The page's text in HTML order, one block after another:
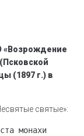
«Возрождение
(1897 г.) в
святые»:
монахи